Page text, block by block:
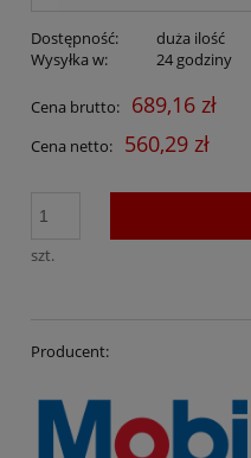
Dostępność:
duża ilość
Wysyłka w:
24 godziny
Cena brutto: 689,16 zł
Cena netto: 560,29 zł
szt.
Producent: